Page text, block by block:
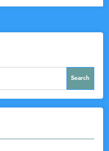
Search